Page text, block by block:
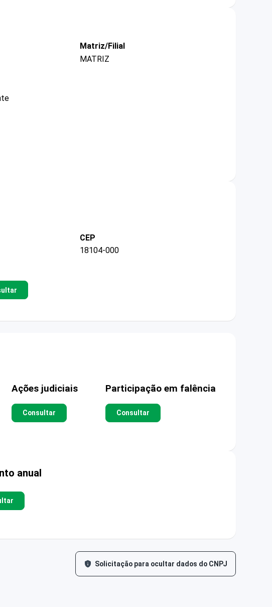
Matriz/Filial
MATRIZ
CEP
18104-000
Ações judiciais
Consultar
Participação em falência
Consultar
anual
Solicitação para ocultar dados do CNPJ